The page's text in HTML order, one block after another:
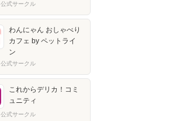
公式サークル
わんにゃん おしゃべり
カフェ by ペットライ
ン
公式サークル
これからデリカ！コミ
ュニティ
公式サークル